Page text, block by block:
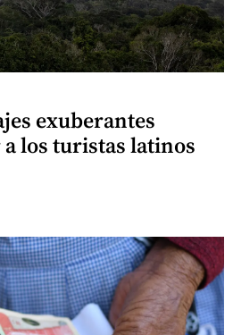
exuberantes
los turistas latinos